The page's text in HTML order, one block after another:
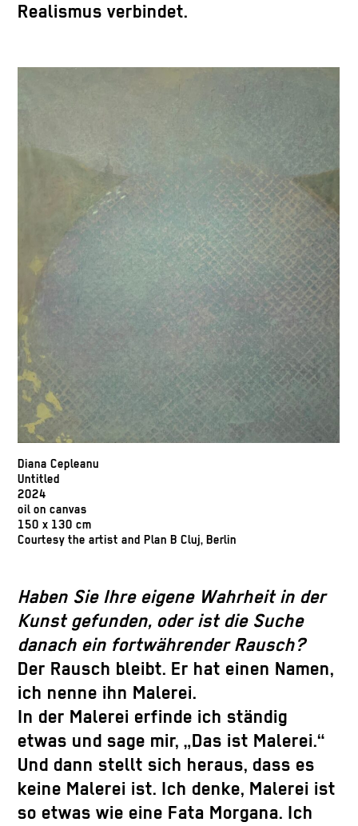
Realismus verbindet.
Diana Cepleanu
Untitled
2024
oil on canvas
150 x 130 cm
Courtesy the artist and Plan B Cluj, Berlin
Haben Sie Ihre eigene Wahrheit in der
Kunst gefunden, oder ist die Suche
danach ein fortwährender Rausch?
Der Rausch bleibt. Er hat einen Namen,
ich nenne ihn Malerei.
In der Malerei erfinde ich ständig
etwas und sage mir, „Das ist Malerei.“
Und dann stellt sich heraus, dass es
keine Malerei ist. Ich denke, Malerei ist
so etwas wie eine Fata Morgana. Ich